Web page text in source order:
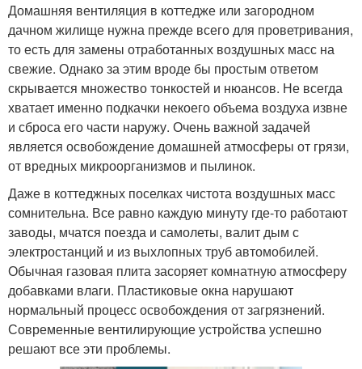
Домашняя вентиляция в коттедже или загородном
дачном жилище нужна прежде всего для проветривания,
то есть для замены отработанных воздушных масс на
свежие. Однако за этим вроде бы простым ответом
скрывается множество тонкостей и нюансов. Не всегда
хватает именно подкачки некоего объема воздуха извне
и сброса его части наружу. Очень важной задачей
является освобождение домашней атмосферы от грязи,
от вредных микроорганизмов и пылинок.
Даже в коттеджных поселках чистота воздушных масс
сомнительна. Все равно каждую минуту где-то работают
заводы, мчатся поезда и самолеты, валит дым с
электростанций и из выхлопных труб автомобилей.
Обычная газовая плита засоряет комнатную атмосферу
добавками влаги. Пластиковые окна нарушают
нормальный процесс освобождения от загрязнений.
Современные вентилирующие устройства успешно
решают все эти проблемы.